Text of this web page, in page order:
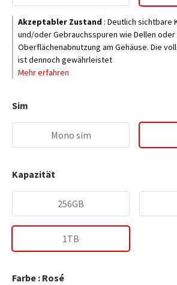
Akzeptabler Zustand : Deutlich sichtbare
und/oder Gebrauchsspuren wie Dellen oder
Oberflächenabnutzung am Gehäuse. Die
ist dennoch gewährleistet
Mehr erfahren
Sim
Mono sim
Kapazität
256GB
1TB
Farbe : Rosé